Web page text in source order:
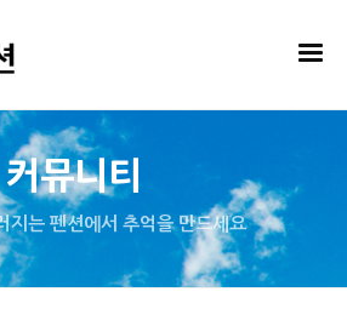
커뮤니티
지는 펜션에서 추억을 만드세요